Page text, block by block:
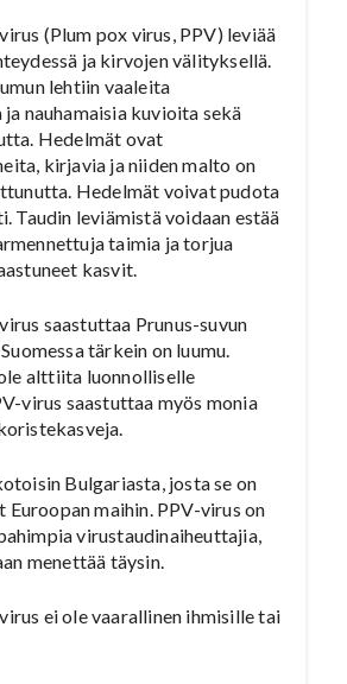
(Plum pox virus, PPV) leviää
ja kirvojen välityksellä.
lehtiin vaaleita
nauhamaisia kuvioita sekä
Hedelmät ovat
kirjavia ja niiden malto on
Hedelmät voivat pudota
Taudin leviämistä voidaan estää
taimia ja torjua
kasvit.
saastuttaa Prunus-suvun
tärkein on luumu.
alttiita luonnolliselle
virus saastuttaa myös monia
Bulgariasta, josta se on
Euroopan maihin. PPV-virus on
virustaudinaiheuttajia,
menettää täysin.
ei ole vaarallinen ihmisille tai